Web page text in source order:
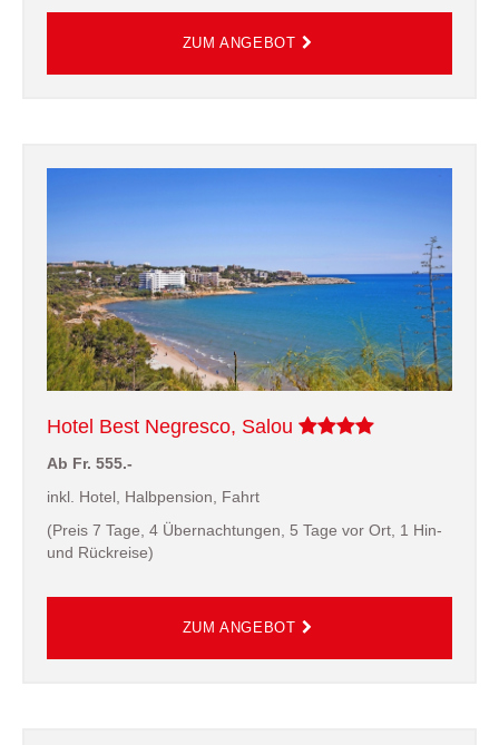
Hotel Best Negresco, Salou
Ab Fr. 555.-
inkl. Hotel, Halbpension, Fahrt
(Preis 7 Tage, 4 Übernachtungen, 5 Tage vor Ort, 1 Hin-
und Rückreise)